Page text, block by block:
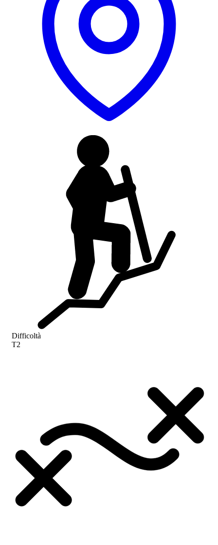
Difficoltà
T2